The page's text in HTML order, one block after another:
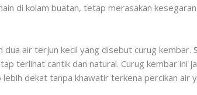
di kolam buatan, tetap merasakan
air terjun kecil yang disebut curug kembar.
terlihat cantik dan natural. Curug kembar ini
dekat tanpa khawatir terkena percikan air